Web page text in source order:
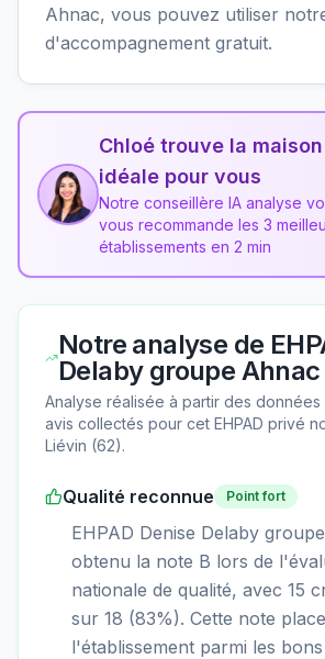
Ahnac, vous pouvez utiliser
d'accompagnement gratuit.
Chloé trouve la
idéale pour vous
Notre conseillère IA analyse
vous recommande les 3
établissements en 2 min
Notre analyse de
Delaby groupe Ahnac
Analyse réalisée à partir des
avis collectés pour cet EHPAD privé
Liévin (62).
Qualité reconnue Point fort
EHPAD Denise Delaby
obtenu la note B lors de
nationale de qualité, avec 15
sur 18 (83%). Cette note place
l'établissement parmi les